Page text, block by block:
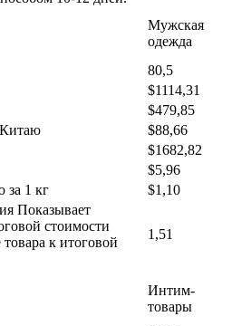
Мужская
одежда
80,5
$1114,31
$479,85
Китаю
$88,66
$1682,82
$5,96
за 1 кг
$1,10
Показывает
стоимости
к итоговой
1,51
Интим-
товары